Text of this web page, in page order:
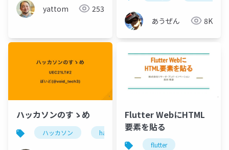
yattom 253
あうぜん 8K
ハッカソンのすゝめ
ハッカソン hackathon programming
Flutter WebにHTML
要素を貼る
flutter